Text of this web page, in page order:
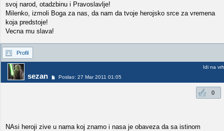
svoj narod, otadzbinu i Pravoslavlje!
Milenko, izmoli Boga za nas, da nam da tvoje herojsko srce za vremena
koja predstoje!
Vecna mu slava!
Profil
sezan Poslao: 27 Mar 2011 01:05
Idi na vrh
0
NAsi heroji zive u nama koj znamo i nasa je obaveza da sa istinom